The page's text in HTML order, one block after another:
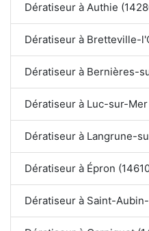
Dératiseur à Authie
Dératiseur à Bretteville-
Dératiseur à Bernières-
Dératiseur à Luc-sur-
Dératiseur à Langrune-
Dératiseur à Épron
Dératiseur à Saint-